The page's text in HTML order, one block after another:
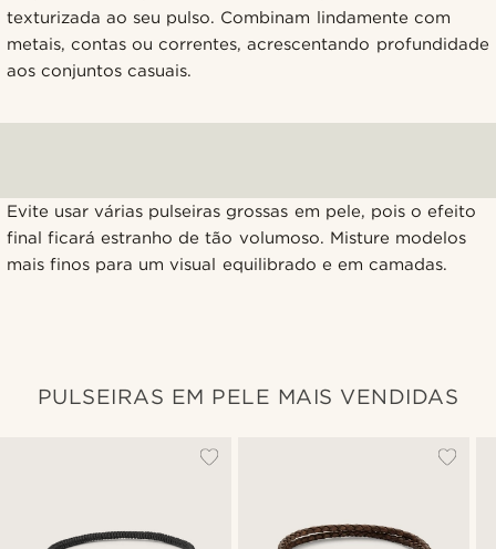
texturizada ao seu pulso. Combinam lindamente com
metais, contas ou correntes, acrescentando profundidade
aos conjuntos casuais.
Evite usar várias pulseiras grossas em pele, pois o efeito
final ficará estranho de tão volumoso. Misture modelos
mais finos para um visual equilibrado e em camadas.
PULSEIRAS EM PELE MAIS VENDIDAS